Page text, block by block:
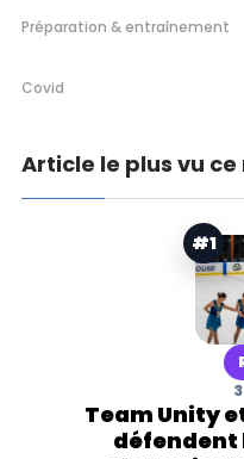
Préparation & entraînement
Covid
Article le plus vu ce
#1
Team Unity
défendent